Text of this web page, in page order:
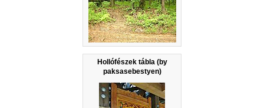
Hollófészek tábla (by
paksasebestyen)